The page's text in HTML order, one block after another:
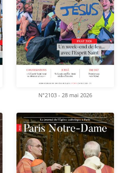
N°2103 - 28 mai 2026